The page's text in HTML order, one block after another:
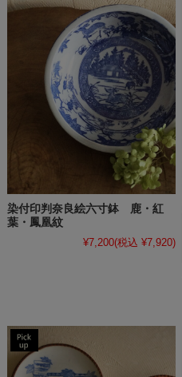
染付印判奈良絵六寸鉢 鹿・紅
葉・鳳凰紋
¥7,200(税込 ¥7,920)